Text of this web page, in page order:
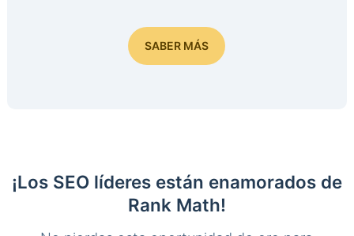
SABER MÁS
¡Los SEO líderes están enamorados de
Rank Math!